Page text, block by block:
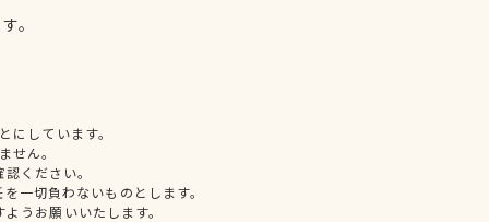
。
しています。
せん。
ください。
一切負わないものとします。
うお願いいたします。